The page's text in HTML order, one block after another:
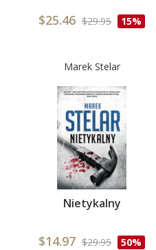
$25.46 $29.95 15%
Marek Stelar
Nietykalny
$14.97 $29.95 50%